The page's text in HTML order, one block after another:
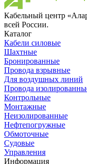
Кабельный центр
всей России.
Каталог
Кабели силовые
Шахтные
Бронированные
Провода взрывные
Для воздушных линий
Провода
Контрольные
Монтажные
Неизолированные
Нефтепогружные
Обмоточные
Судовые
Управления
Информация